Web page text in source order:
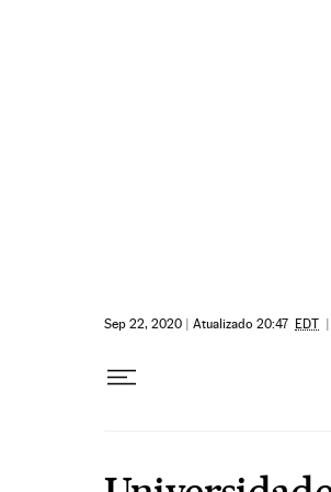
Sep 22, 2020 | Atualizado 20:47 EDT |